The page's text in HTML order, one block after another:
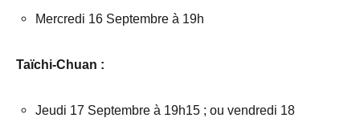
Mercredi 16 Septembre à 19h
Taïchi-Chuan :
Jeudi 17 Septembre à 19h15 ; ou vendredi 18